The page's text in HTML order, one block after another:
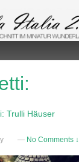
Trulli Häuser
— No Comments ↓